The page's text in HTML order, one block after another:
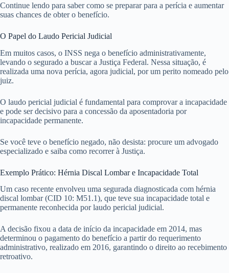
Continue lendo para saber como se preparar para a perícia e aumentar
suas chances de obter o benefício.
O Papel do Laudo Pericial Judicial
Em muitos casos, o INSS nega o benefício administrativamente,
levando o segurado a buscar a Justiça Federal. Nessa situação, é
realizada uma nova perícia, agora judicial, por um perito nomeado pelo
juiz.
O laudo pericial judicial é fundamental para comprovar a incapacidade
e pode ser decisivo para a concessão da aposentadoria por
incapacidade permanente.
Se você teve o benefício negado, não desista: procure um advogado
especializado e saiba como recorrer à Justiça.
Exemplo Prático: Hérnia Discal Lombar e Incapacidade Total
Um caso recente envolveu uma segurada diagnosticada com hérnia
discal lombar (CID 10: M51.1), que teve sua incapacidade total e
permanente reconhecida por laudo pericial judicial.
A decisão fixou a data de início da incapacidade em 2014, mas
determinou o pagamento do benefício a partir do requerimento
administrativo, realizado em 2016, garantindo o direito ao recebimento
retroativo.